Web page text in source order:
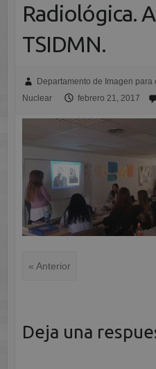
Radiológica.
TSIDMN.
Departamento de Imagen
Nuclear
febrero 21, 2017
« Anterior
Deja una